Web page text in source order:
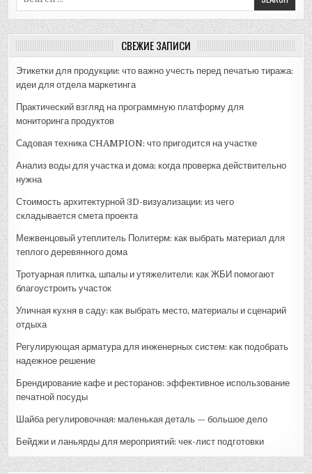
СВЕЖИЕ ЗАПИСИ
Этикетки для продукции: что важно учесть перед печатью тиража:
идеи для отдела маркетинга
Практический взгляд на программную платформу для
мониторинга продуктов
Садовая техника CHAMPION: что пригодится на участке
Анализ воды для участка и дома: когда проверка действительно
нужна
Стоимость архитектурной 3D-визуализации: из чего
складывается смета проекта
Межвенцовый утеплитель Политерм: как выбрать материал для
теплого деревянного дома
Тротуарная плитка, шпалы и утяжелители: как ЖБИ помогают
благоустроить участок
Уличная кухня в саду: как выбрать место, материалы и сценарий
отдыха
Регулирующая арматура для инженерных систем: как подобрать
надежное решение
Брендирование кафе и ресторанов: эффективное использование
печатной посуды
Шайба регулировочная: маленькая деталь — большое дело
Бейджи и ланьярды для мероприятий: чек-лист подготовки